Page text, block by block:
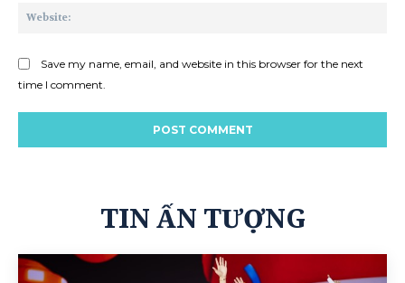
Save my name, email, and website in this browser for the next
time I comment.
TIN ẤN TƯỢNG